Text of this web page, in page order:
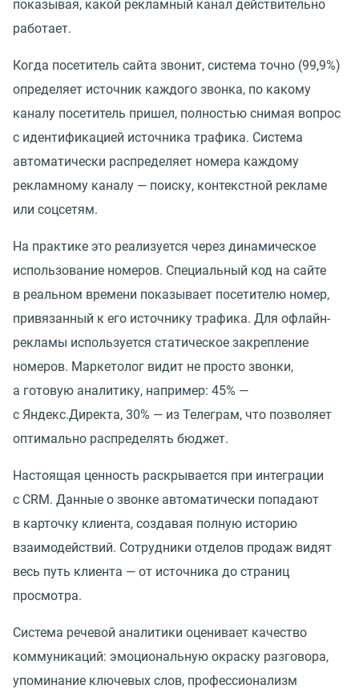
показывая, какой рекламный канал действительно
работает.
Когда посетитель сайта звонит, система точно (99,9%)
определяет источник каждого звонка, по какому
каналу посетитель пришел, полностью снимая вопрос
с идентификацией источника трафика. Система
автоматически распределяет номера каждому
рекламному каналу — поиску, контекстной рекламе
или соцсетям.
На практике это реализуется через динамическое
использование номеров. Специальный код на сайте
в реальном времени показывает посетителю номер,
привязанный к его источнику трафика. Для офлайн-
рекламы используется статическое закрепление
номеров. Маркетолог видит не просто звонки,
а готовую аналитику, например: 45% —
с Яндекс.Директа, 30% — из Телеграм, что позволяет
оптимально распределять бюджет.
Настоящая ценность раскрывается при интеграции
с CRM. Данные о звонке автоматически попадают
в карточку клиента, создавая полную историю
взаимодействий. Сотрудники отделов продаж видят
весь путь клиента — от источника до страниц
просмотра.
Система речевой аналитики оценивает качество
коммуникаций: эмоциональную окраску разговора,
упоминание ключевых слов, профессионализм